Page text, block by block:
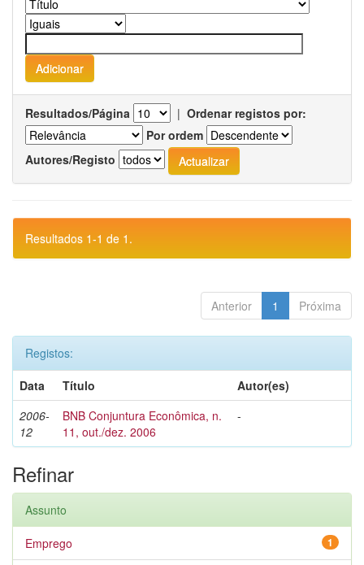
Resultados/Página | Ordenar registos por:
Por ordem
Autores/Registo
Resultados 1-1 de 1.
Anterior 1 Próxima
Registos:
Data
Título
Autor(es)
2006-
12
BNB Conjuntura Econômica, n.
11, out./dez. 2006
-
Refinar
Assunto
1
Emprego